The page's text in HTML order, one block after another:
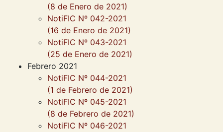
(8 de Enero de 2021)
NotiFIC Nº 042-2021
(16 de Enero de 2021)
NotiFIC Nº 043-2021
(25 de Enero de 2021)
Febrero 2021
NotiFIC Nº 044-2021
(1 de Febrero de 2021)
NotiFIC Nº 045-2021
(8 de Febrero de 2021)
NotiFIC Nº 046-2021